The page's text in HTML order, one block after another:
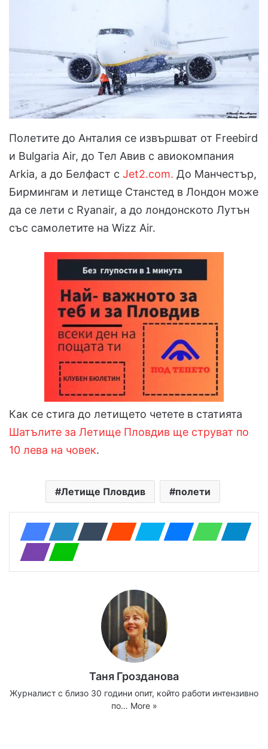
Полетите до Анталия се извършват от Freebird
и Bulgaria Air, до Тел Авив с авиокомпания
Arkia, а до Белфаст с Jet2.com. До Манчестър,
Бирмингам и летище Станстед в Лондон може
да се лети с Ryanair, а до лондонското Лутън
със самолетите на Wizz Air.
Как се стига до летището четете в статията
Шатълите за Летище Пловдив ще струват по
10 лева на човек.
Летище Пловдив полети
Таня Грозданова
Журналист с близо 30 години опит, който работи интензивно
по… More »